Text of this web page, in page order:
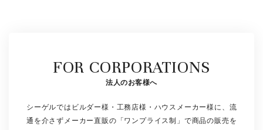
FOR CORPORATIONS
法人のお客様へ
シーゲルではビルダー様・工務店様・ハウスメーカー様に、流
通を介さずメーカー直販の「ワンプライス制」で商品の販売を